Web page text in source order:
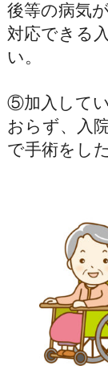
後等の病気
対応できる
い。
⑤加入して
おらず、入
で手術をした